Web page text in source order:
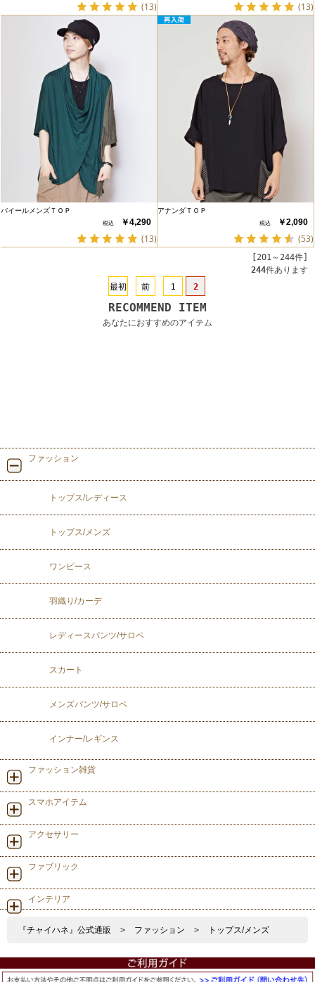
(13) (13)
バイールメンズＴＯＰ
￥4,290
(13)
アナンダＴＯＰ
￥2,090
(53)
[201～244件]
244件あります
最初
前 1 2
RECOMMEND ITEM
あなたにおすすめのアイテム
ファッション
トップス/レディース
トップス/メンズ
ワンピース
羽織り/カーデ
レディースパンツ/サロペ
スカート
メンズパンツ/サロペ
インナー/レギンス
ファッション雑貨
スマホアイテム
アクセサリー
ファブリック
インテリア
『チャイハネ』公式通販 > ファッション > トップス/メンズ